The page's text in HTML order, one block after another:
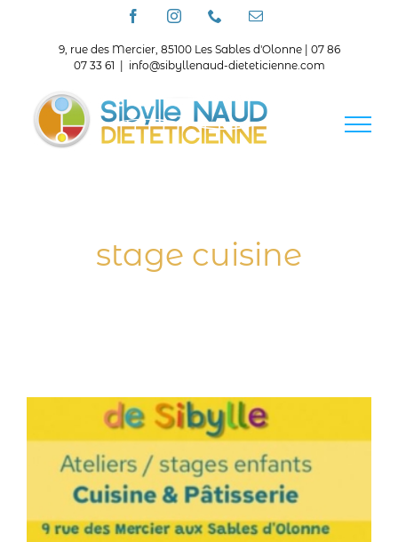
FacebookInstagramTéléphoneEmail
9, rue des Mercier, 85100 Les Sables d'Olonne | 07 86
07 33 61
info@sibyllenaud-dieteticienne.com
stage cuisine